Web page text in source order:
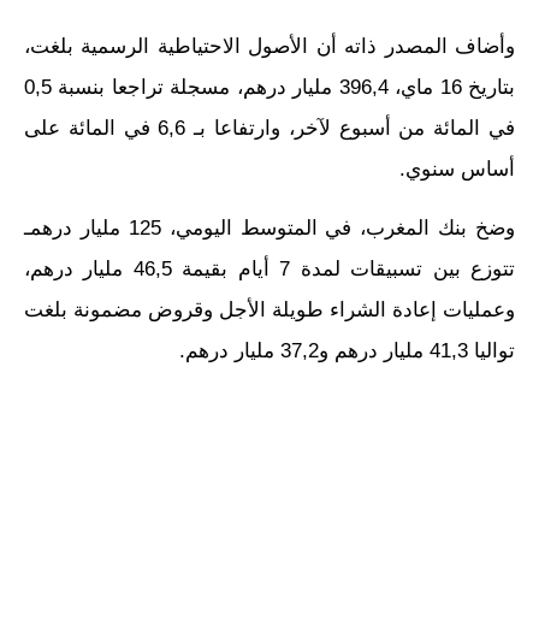
وأضاف المصدر ذاته أن الأصول الاحتياطية الرسمية بلغت،
بتاريخ 16 ماي، 396,4 مليار درهم، مسجلة تراجعا بنسبة 0,5
في المائة من أسبوع لآخر، وارتفاعا بـ 6,6 في المائة على
أساس سنوي.
وضخ بنك المغرب، في المتوسط اليومي، 125 مليار درهمـ
تتوزع بين تسبيقات لمدة 7 أيام بقيمة 46,5 مليار درهم،
وعمليات إعادة الشراء طويلة الأجل وقروض مضمونة بلغت
تواليا 41,3 مليار درهم و37,2 مليار درهم.